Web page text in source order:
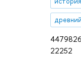
22252